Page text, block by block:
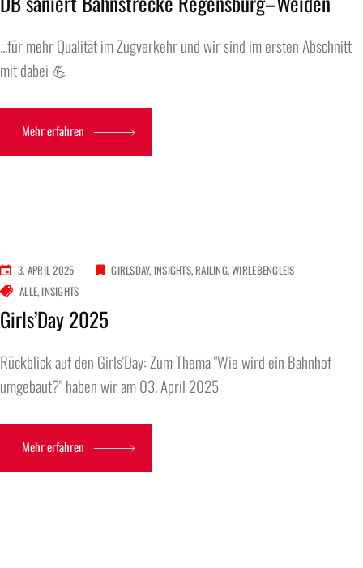
...für mehr Qualität im Zugverkehr und wir sind im ersten Abschnitt
mit dabei 💪
Mehr erfahren
3. APRIL 2025 GIRLSDAY INSIGHTS RAILING WIRLEBENGLEIS
ALLE INSIGHTS
Girls’Day 2025
Rückblick auf den Girls'Day: Zum Thema "Wie wird ein Bahnhof
umgebaut?" haben wir am 03. April 2025
Mehr erfahren